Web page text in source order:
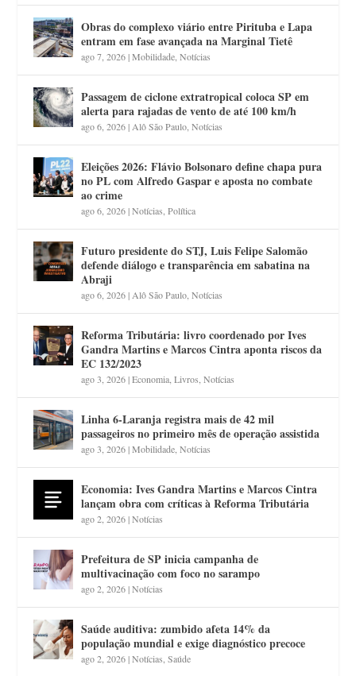
Obras do complexo viário entre Pirituba e Lapa
entram em fase avançada na Marginal Tietê
ago 7, 2026|Mobilidade ,Notícias
Passagem de ciclone extratropical coloca SP em
alerta para rajadas de vento de até 100 km/h
ago 6, 2026| Alô São Paulo ,Notícias
Eleições 2026: Flávio Bolsonaro define chapa pura
no PL com Alfredo Gaspar e aposta no combate
ao crime
ago 6, 2026|Notícias ,Política
Futuro presidente do STJ, Luis Felipe Salomão
defende diálogo e transparência em sabatina na
Abraji
ago 6, 2026| Alô São Paulo ,Notícias
Reforma Tributária: livro coordenado por Ives
Gandra Martins e Marcos Cintra aponta riscos da
EC 132/2023
ago 3, 2026|Economia ,Livros ,Notícias
Linha 6-Laranja registra mais de 42 mil
passageiros no primeiro mês de operação assistida
ago 3, 2026|Mobilidade ,Notícias
Economia: Ives Gandra Martins e Marcos Cintra
lançam obra com críticas à Reforma Tributária
ago 2, 2026|Notícias
Prefeitura de SP inicia campanha de
multivacinação com foco no sarampo
ago 2, 2026|Notícias
Saúde auditiva: zumbido afeta 14% da
população mundial e exige diagnóstico precoce
ago 2, 2026|Notícias ,Saúde